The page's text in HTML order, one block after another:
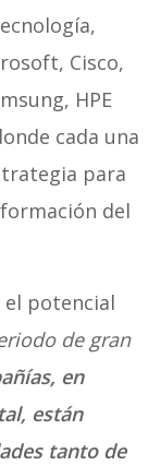
Cisco,
HPE
cada una
para
del
el potencial
de gran
en
están
tanto de